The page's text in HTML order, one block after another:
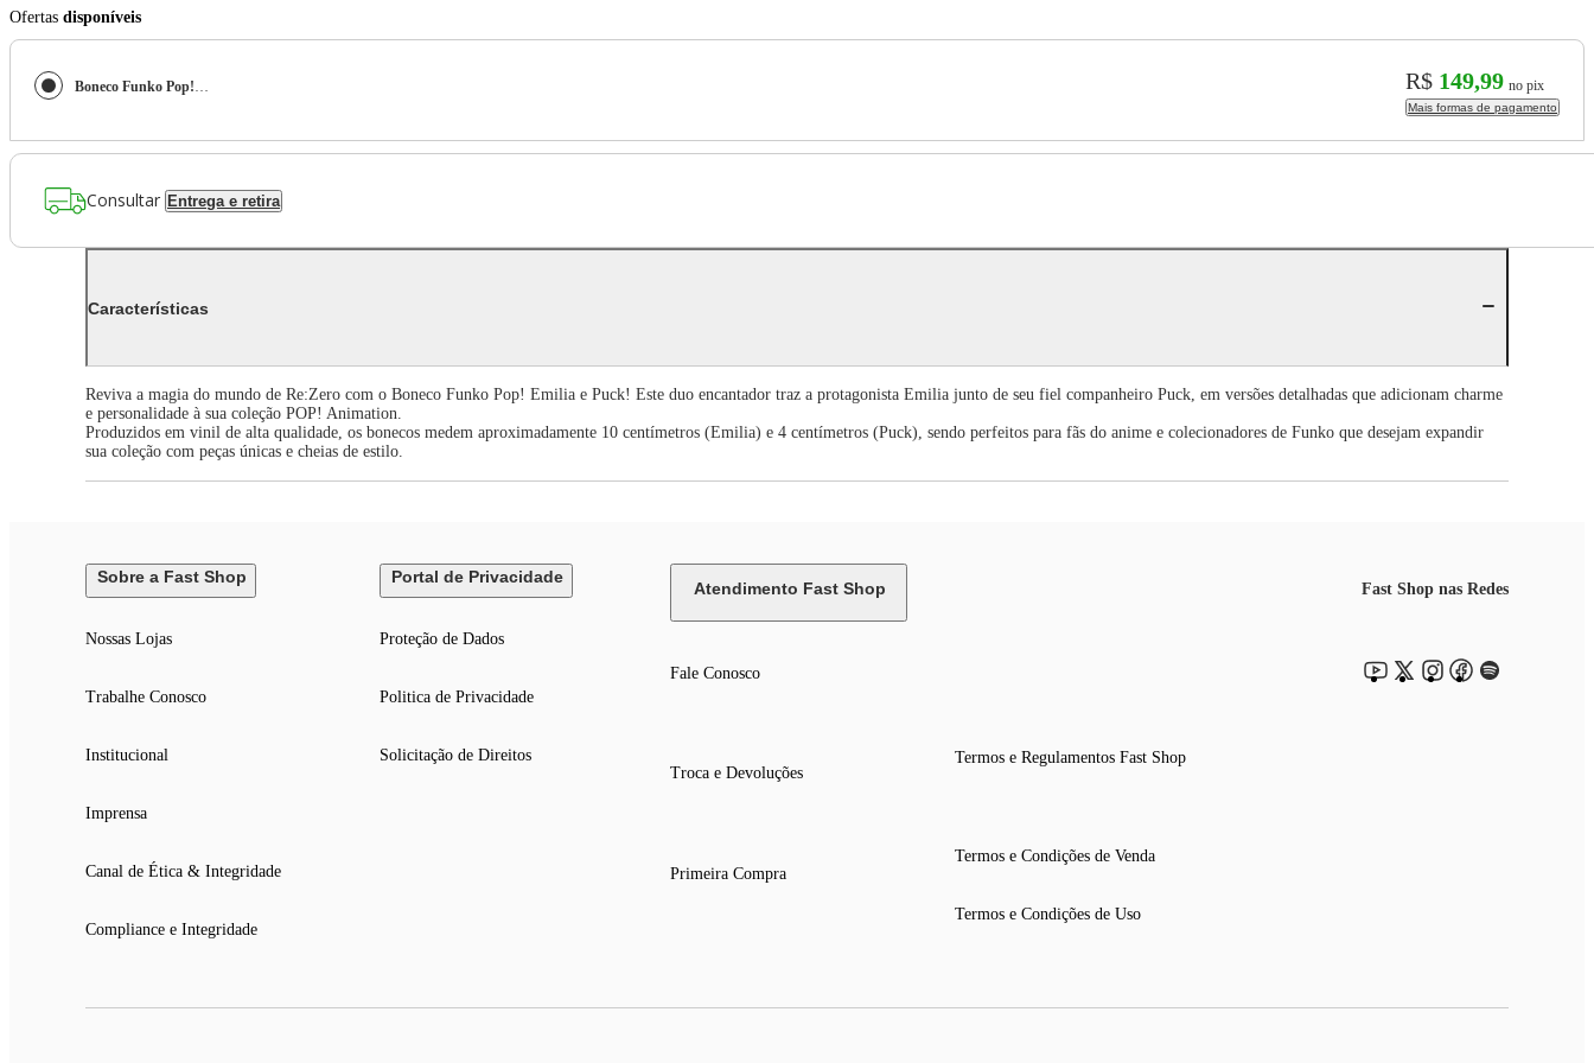
Ofertas disponíveis
Boneco Funko Pop! & Buddy Re:Zero - Emilia e Puck R$ 149,99 no pix
Mais formas de pagamento
Consultar Entrega e retira
Características
Reviva a magia do mundo de Re:Zero com o Boneco Funko Pop! Emilia e Puck! Este duo encantador traz a protagonista Emilia junto de seu fiel companheiro Puck, em versões detalhadas que adicionam charme
e personalidade à sua coleção POP! Animation.
Produzidos em vinil de alta qualidade, os bonecos medem aproximadamente 10 centímetros (Emilia) e 4 centímetros (Puck), sendo perfeitos para fãs do anime e colecionadores de Funko que desejam expandir
sua coleção com peças únicas e cheias de estilo.
Sobre a Fast Shop
Nossas Lojas
Trabalhe Conosco
Institucional
Imprensa
Canal de Ética & Integridade
Compliance e Integridade
Portal de Privacidade
Proteção de Dados
Politica de Privacidade
Solicitação de Direitos
Atendimento Fast Shop
Fale Conosco
Troca e Devoluções
Primeira Compra
Termos e Regulamentos Fast Shop
Termos e Condições de Venda
Termos e Condições de Uso
Fast Shop nas Redes